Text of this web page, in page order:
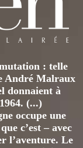
: telle
André Malraux
donnaient à
(...)
occupe une
c’est – avec
l’aventure. Le